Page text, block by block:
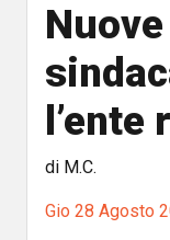
di M.C.
Gio 28 Agosto